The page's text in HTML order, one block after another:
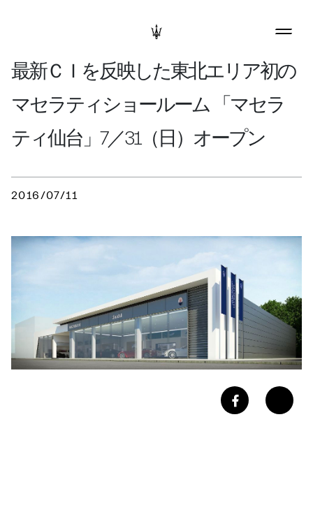
最新ＣＩを反映した東北エリア初の
マセラティショールーム 「マセラ
ティ仙台」7／31（日）オープン
2016/07/11